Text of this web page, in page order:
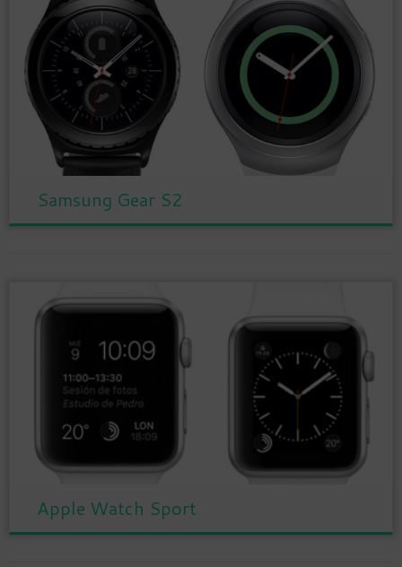
Samsung Gear S2
Apple Watch Sport